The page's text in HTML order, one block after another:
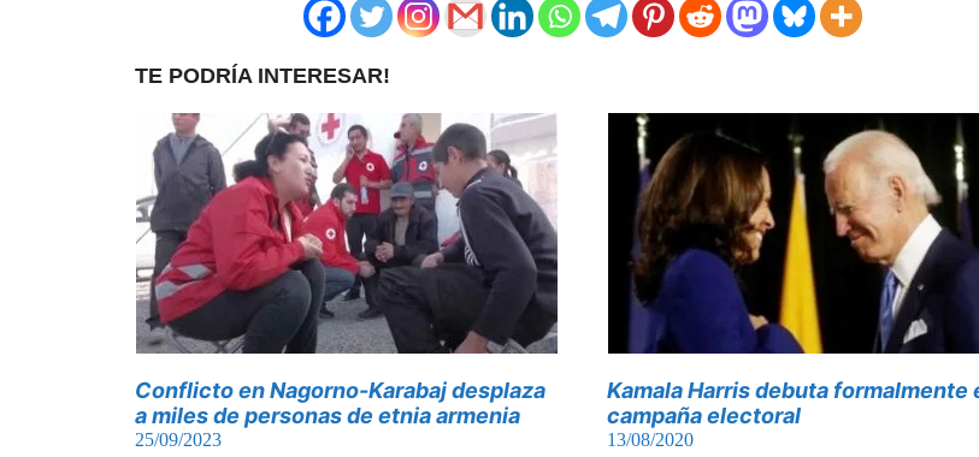
TE PODRÍA INTERESAR!
Conflicto en Nagorno-Karabaj desplaza
a miles de personas de etnia armenia
25/09/2023
Kamala Harris debuta formalmente
campaña electoral
13/08/2020